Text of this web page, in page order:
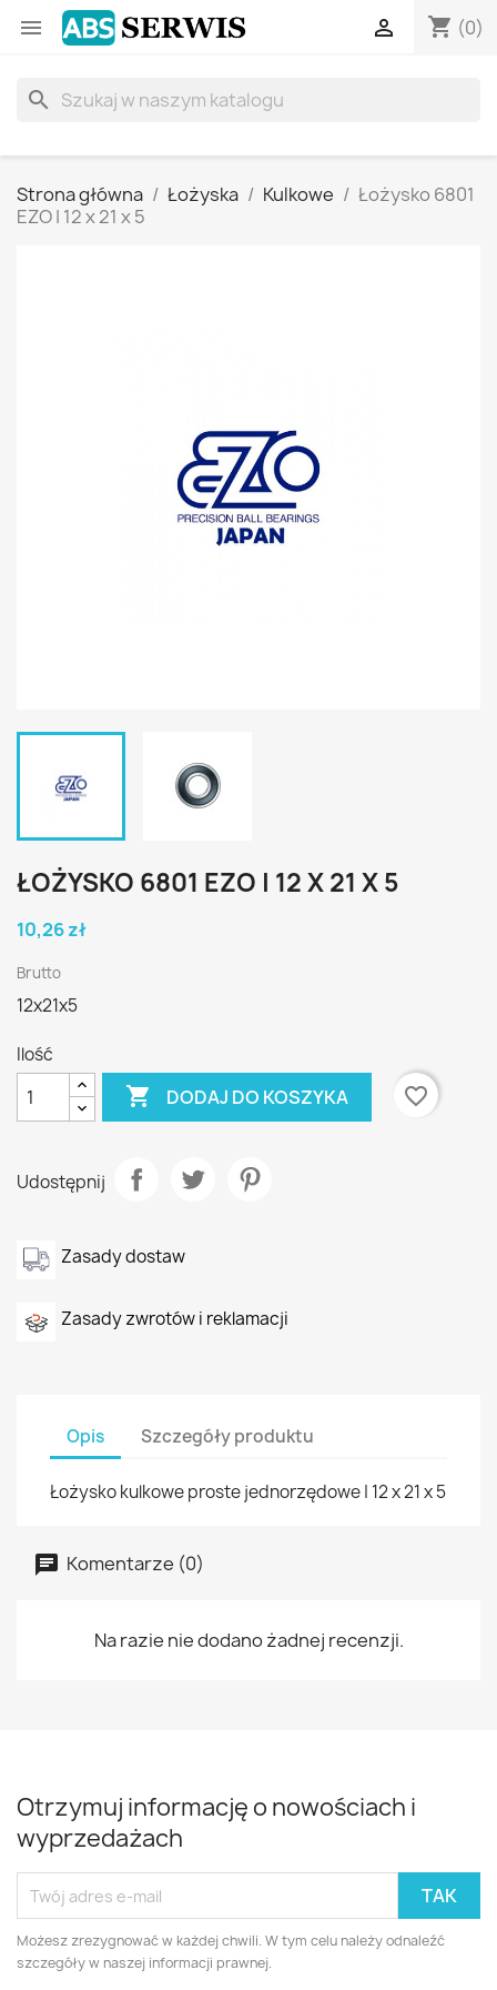
 shopping_cart (0)

search
Strona główna Łożyska Kulkowe
Łożysko 6801
EZO | 12 x 21 x 5
ŁOŻYSKO 6801 EZO | 12 X 21 X 5
10,26 zł
Brutto
12x21x5
Ilość
 DODAJ DO KOSZYKA favorite_border
Udostępnij
Zasady dostaw
Zasady zwrotów i reklamacji
Opis Szczegóły produktu
Łożysko kulkowe proste jednorzędowe | 12 x 21 x 5
Komentarze (0)
Na razie nie dodano żadnej recenzji.
Otrzymuj informację o nowościach i
wyprzedażach
Możesz zrezygnować w każdej chwili. W tym celu należy odnaleźć
szczegóły w naszej informacji prawnej.